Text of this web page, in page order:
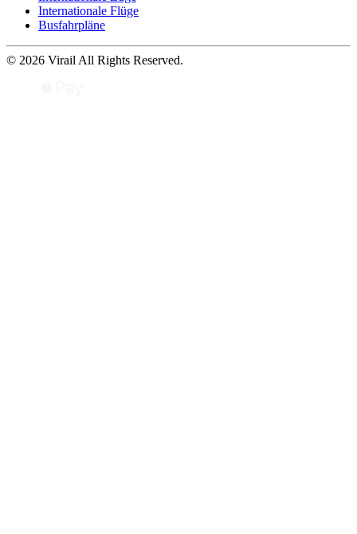
Internationale Flüge
Busfahrpläne
© 2026 Virail All Rights Reserved.